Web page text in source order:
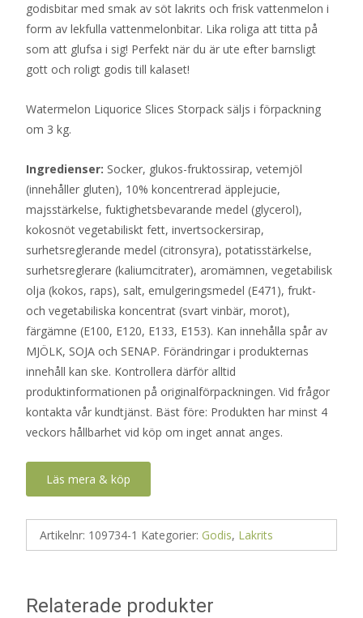
godisbitar med smak av söt lakrits och frisk vattenmelon i
form av lekfulla vattenmelonbitar. Lika roliga att titta på
som att glufsa i sig! Perfekt när du är ute efter barnsligt
gott och roligt godis till kalaset!
Watermelon Liquorice Slices Storpack säljs i förpackning
om 3 kg.
Ingredienser: Socker, glukos-fruktossirap, vetemjöl
(innehåller gluten), 10% koncentrerad äpplejucie,
majsstärkelse, fuktighetsbevarande medel (glycerol),
kokosnöt vegetabiliskt fett, invertsockersirap,
surhetsreglerande medel (citronsyra), potatisstärkelse,
surhetsreglerare (kaliumcitrater), aromämnen, vegetabilisk
olja (kokos, raps), salt, emulgeringsmedel (E471), frukt-
och vegetabiliska koncentrat (svart vinbär, morot),
färgämne (E100, E120, E133, E153). Kan innehålla spår av
MJÖLK, SOJA och SENAP. Förändringar i produkternas
innehåll kan ske. Kontrollera därför alltid
produktinformationen på originalförpackningen. Vid frågor
kontakta vår kundtjänst. Bäst före: Produkten har minst 4
veckors hållbarhet vid köp om inget annat anges.
Läs mera & köp
Artikelnr: 109734-1 Kategorier: Godis, Lakrits
Relaterade produkter